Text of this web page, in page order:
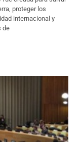
proteger los
internacional y
de